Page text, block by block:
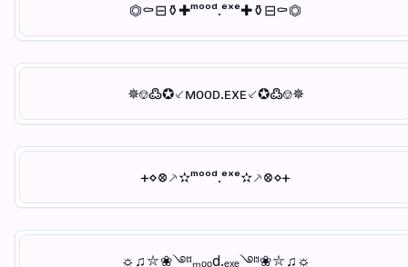
⏣⚰⊟⚱✚ᵐᵒᵒᵈ.ᵉˣᵉ✚⚱⊟⚰⏣
✵⎊߷✪⸔ᴍᴏᴏᴅ.ᴇxᴇ⸔✪߷⎊✵
ᚐ⋄᳁⸕✫ᵐᵒᵒᵈ.ᵉˣᵉ✫⸕᳁⋄ᚐ
☼♫⛥❀༇ₘₒₒd.ₑₓₑ༇❀⛥♫☼